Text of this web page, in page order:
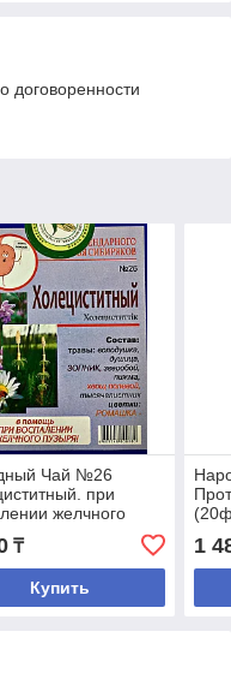
договоренности
Чай №26
при
желчного
40 г (20ф/пх2,0)
₸
Купить
1